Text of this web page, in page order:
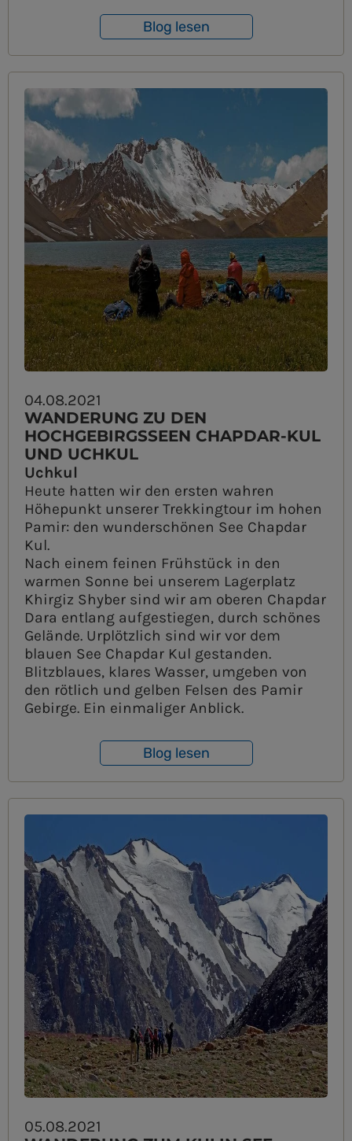
Blog lesen
04.08.2021
WANDERUNG ZU DEN
HOCHGEBIRGSSEEN CHAPDAR-KUL
UND UCHKUL
Uchkul
Heute hatten wir den ersten wahren
Höhepunkt unserer Trekkingtour im hohen
Pamir: den wunderschönen See Chapdar
Kul.
Nach einem feinen Frühstück in den
warmen Sonne bei unserem Lagerplatz
Khirgiz Shyber sind wir am oberen Chapdar
Dara entlang aufgestiegen, durch schönes
Gelände. Urplötzlich sind wir vor dem
blauen See Chapdar Kul gestanden.
Blitzblaues, klares Wasser, umgeben von
den rötlich und gelben Felsen des Pamir
Gebirge. Ein einmaliger Anblick.
Blog lesen
05.08.2021